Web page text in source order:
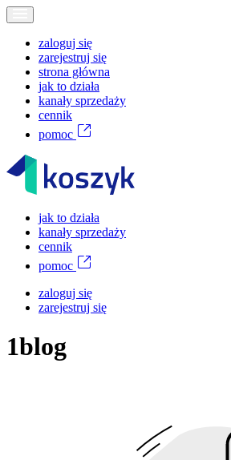
zaloguj się
zarejestruj się
strona główna
jak to działa
kanały sprzedaży
cennik
pomoc
jak to działa
kanały sprzedaży
cennik
pomoc
zaloguj się
zarejestruj się
1blog